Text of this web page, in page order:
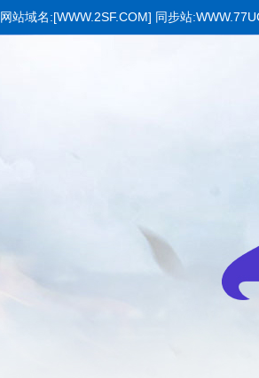
网站域名:[WWW.2SF.COM] 同步站